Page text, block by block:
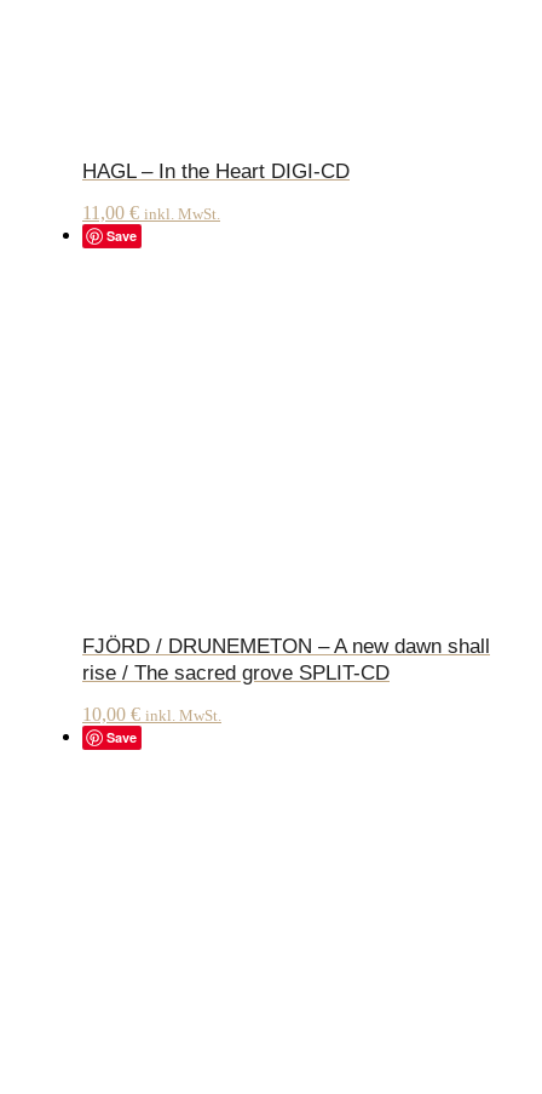
HAGL – In the Heart DIGI-CD
11,00 € inkl. MwSt.
Save
FJÖRD / DRUNEMETON – A new dawn shall
rise / The sacred grove SPLIT-CD
10,00 € inkl. MwSt.
Save